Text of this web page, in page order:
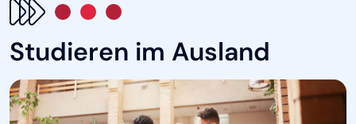
Studieren im Ausland